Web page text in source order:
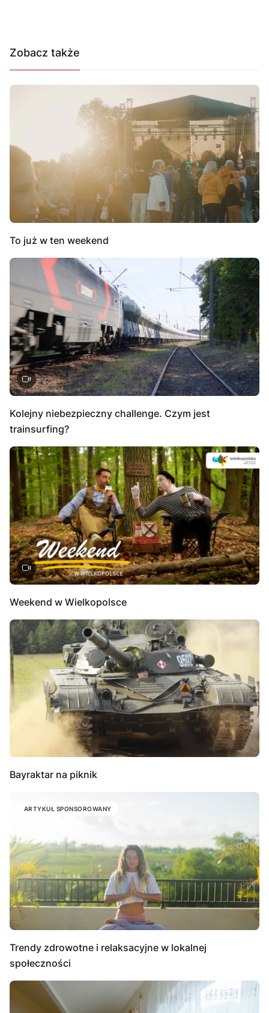
Zobacz także
To już w ten weekend
Kolejny niebezpieczny challenge. Czym jest
trainsurfing?
Weekend w Wielkopolsce
Bayraktar na piknik
ARTYKUŁ SPONSOROWANY
Trendy zdrowotne i relaksacyjne w lokalnej
społeczności